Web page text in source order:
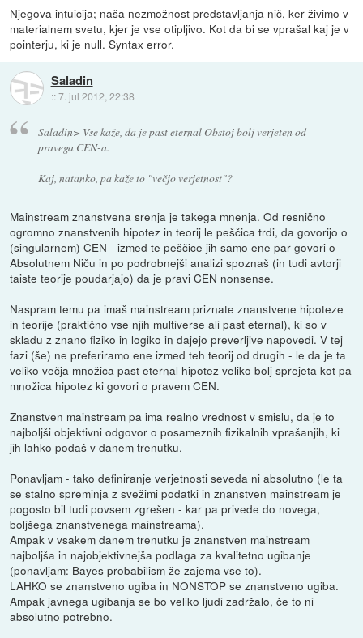
Njegova intuicija; naša nezmožnost predstavljanja nič, ker živimo v
materialnem svetu, kjer je vse otipljivo. Kot da bi se vprašal kaj je v
pointerju, ki je null. Syntax error.
Saladin
::7. jul 2012, 22:38
Saladin> Vse kaže, da je past eternal Obstoj bolj verjeten od
pravega CEN-a.
Kaj, natanko, pa kaže to "večjo verjetnost"?
Mainstream znanstvena srenja je takega mnenja. Od resnično
ogromno znanstvenih hipotez in teorij le peščica trdi, da govorijo o
(singularnem) CEN - izmed te peščice jih samo ene par govori o
Absolutnem Niču in po podrobnejši analizi spoznaš (in tudi avtorji
taiste teorije poudarjajo) da je pravi CEN nonsense.
Naspram temu pa imaš mainstream priznate znanstvene hipoteze
in teorije (praktično vse njih multiverse ali past eternal), ki so v
skladu z znano fiziko in logiko in dajejo preverljive napovedi. V tej
fazi (še) ne preferiramo ene izmed teh teorij od drugih - le da je ta
veliko večja množica past eternal hipotez veliko bolj sprejeta kot pa
množica hipotez ki govori o pravem CEN.
Znanstven mainstream pa ima realno vrednost v smislu, da je to
najboljši objektivni odgovor o posameznih fizikalnih vprašanjih, ki
jih lahko podaš v danem trenutku.
Ponavljam - tako definiranje verjetnosti seveda ni absolutno (le ta
se stalno spreminja z svežimi podatki in znanstven mainstream je
pogosto bil tudi povsem zgrešen - kar pa privede do novega,
boljšega znanstvenega mainstreama).
Ampak v vsakem danem trenutku je znanstven mainstream
najboljša in najobjektivnejša podlaga za kvalitetno ugibanje
(ponavljam: Bayes probabilism že zajema vse to).
LAHKO se znanstveno ugiba in NONSTOP se znanstveno ugiba.
Ampak javnega ugibanja se bo veliko ljudi zadržalo, če to ni
absolutno potrebno.